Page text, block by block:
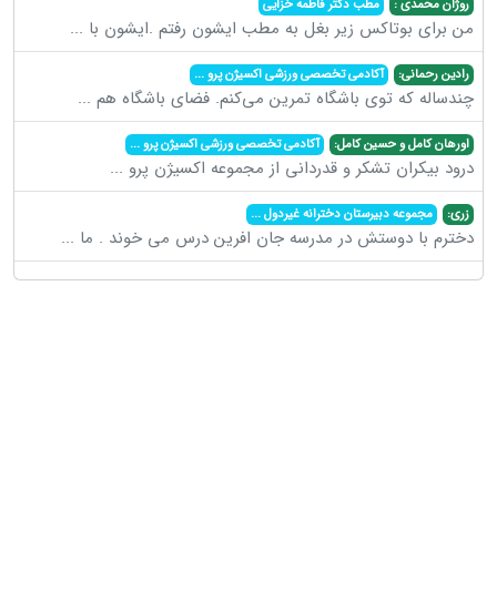
روژان محمدی : مطب دکتر فاطمه خزایی
من برای بوتاکس زیر بغل به مطب ایشون رفتم .ایشون با ...
رادین رحمانی: آکادمی تخصصی ورزشی اکسیژن پرو...
چندساله که توی باشگاه تمرین می‌کنم. فضای باشگاه هم ...
اورهان کامل و حسین کامل: آکادمی تخصصی ورزشی اکسیژن پرو...
درود بیکران تشکر و قدردانی از مجموعه اکسیژن پرو ...
زری: مجموعه دبیرستان دخترانه غیردول...
دخترم با دوستش در مدرسه جان افرین درس می خوند . ما ...